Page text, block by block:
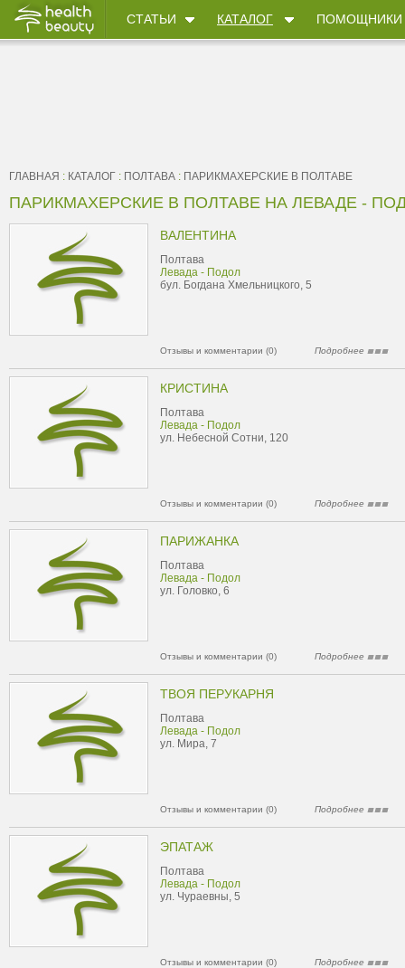
СТАТЬИ КАТАЛОГ ПОМОЩНИКИ
ГЛАВНАЯ : КАТАЛОГ : ПОЛТАВА : ПАРИКМАХЕРСКИЕ В ПОЛТАВЕ
ПАРИКМАХЕРСКИЕ В ПОЛТАВЕ НА ЛЕВАДЕ -
ВАЛЕНТИНА
Полтава
Левада - Подол
бул. Богдана Хмельницкого, 5
Отзывы и комментарии (0) Подробнее
КРИСТИНА
Полтава
Левада - Подол
ул. Небесной Сотни, 120
Отзывы и комментарии (0) Подробнее
ПАРИЖАНКА
Полтава
Левада - Подол
ул. Головко, 6
Отзывы и комментарии (0) Подробнее
ТВОЯ ПЕРУКАРНЯ
Полтава
Левада - Подол
ул. Мира, 7
Отзывы и комментарии (0) Подробнее
ЭПАТАЖ
Полтава
Левада - Подол
ул. Чураевны, 5
Отзывы и комментарии (0) Подробнее